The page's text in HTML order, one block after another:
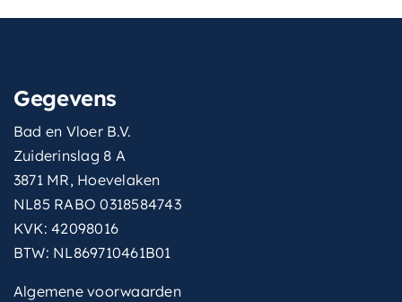
wisselen-straalsoort
Gegevens
Bad en Vloer B.V.
Zuiderinslag 8 A
3871 MR, Hoevelaken
NL85 RABO 0318584743
KVK: 42098016
BTW: NL869710461B01
Algemene voorwaarden